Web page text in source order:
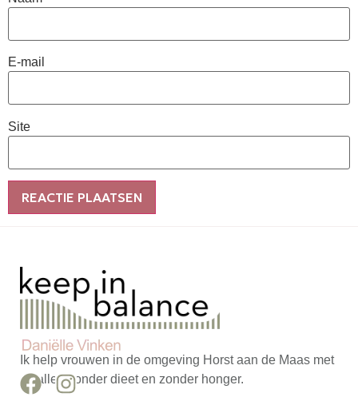
E-mail
Site
Ik help vrouwen in de omgeving Horst aan de Maas met
afvallen zonder dieet en zonder honger.